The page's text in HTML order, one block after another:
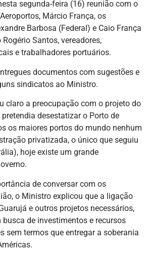
segunda-feira (16) reunião com o
Márcio França, os
Barbosa (Federal) e Caio França
Santos, vereadores,
e trabalhadores portuários.
documentos com sugestões e
sindicatos ao Ministro.
claro a preocupação com o projeto do
desestatizar o Porto de
os maiores portos do mundo nenhum
privatizada, o único que seguiu
hoje existe um grande
de conversar com os
o Ministro explicou que a ligação
e outros projetos necessários,
de investimentos e recursos
sem termos que entregar a soberania